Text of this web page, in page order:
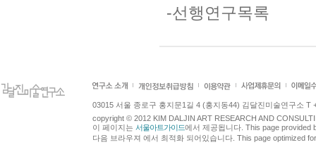
-선행연구목록
03015 서울 종로구 홍지문1길 4 (홍지동44) 김달진미술연구소 T
copyright © 2012 KIM DALJIN ART RESEARCH AND
이 페이지는 서울아트가이드에서 제공됩니다. This page provided
다음 브라우져 에서 최적화 되어있습니다. This page optimized